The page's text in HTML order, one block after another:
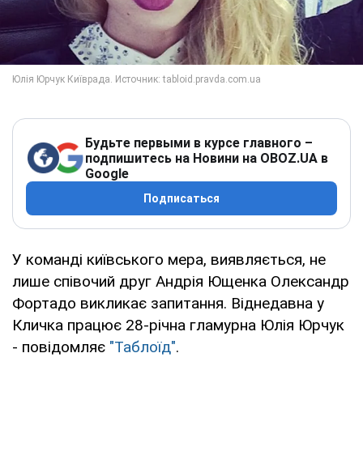
Будьте первыми в курсе главного –
подпишитесь на Новини на OBOZ.UA в
Google
Подписаться
У команді київського мера, виявляється, не
лише співочий друг Андрія Ющенка Олександр
Фортадо викликає запитання. Віднедавна у
Кличка працює 28-річна гламурна Юлія Юрчук
- повідомляє "Таблоїд".